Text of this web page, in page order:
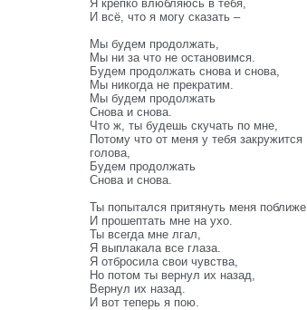
Я крепко влюбляюсь в тебя,
И всё, что я могу сказать –
Мы будем продолжать,
Мы ни за что не остановимся.
Будем продолжать снова и снова,
Мы никогда не прекратим.
Мы будем продолжать
Снова и снова.
Что ж, ты будешь скучать по мне,
Потому что от меня у тебя закружится
голова,
Будем продолжать
Снова и снова.
Ты попытался притянуть меня поближе
И прошептать мне на ухо.
Ты всегда мне лгал,
Я выплакала все глаза.
Я отбросила свои чувства,
Но потом ты вернул их назад,
Вернул их назад.
И вот теперь я пою.